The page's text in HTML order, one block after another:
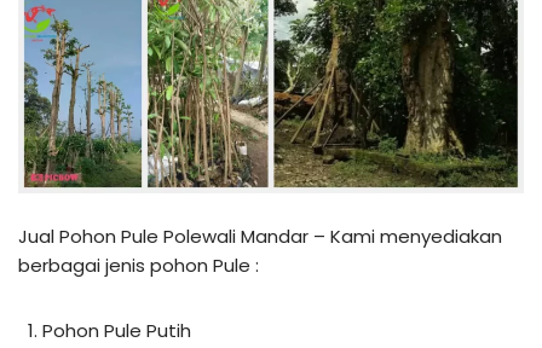
Jual Pohon Pule Polewali Mandar – Kami menyediakan
berbagai jenis pohon Pule :
Pohon Pule Putih